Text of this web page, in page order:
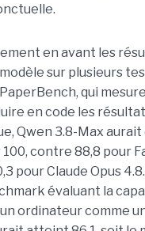
en avant les
sur plusieurs
qui
en code les
Qwen 3.8-Max aurait
contre 88,8 pour
pour Claude Opus
évaluant la
ordinateur comme